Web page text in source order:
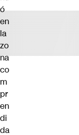
ó
en
la
zo
na
co
m
pr
en
di
da